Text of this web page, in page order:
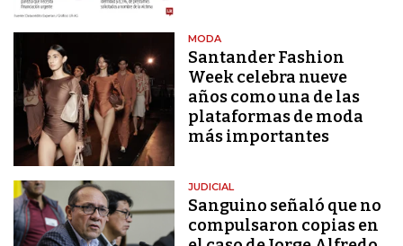
MODA
Santander Fashion
Week celebra nueve
años como una de las
plataformas de moda
más importantes
JUDICIAL
Sanguino señaló que no
compulsaron copias en